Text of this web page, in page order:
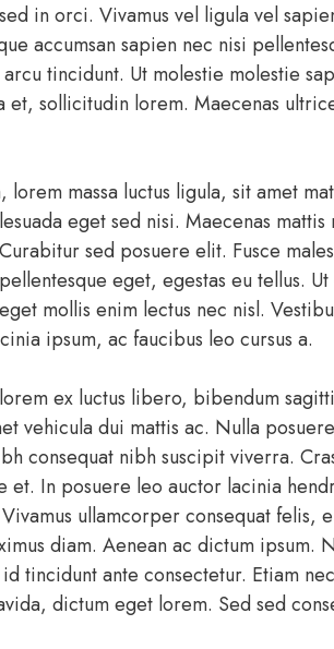
in orci. Vivamus vel ligula vel
accumsan sapien nec nisi
tincidunt. Ut molestie molestie
sollicitudin lorem. Maecenas
massa luctus ligula, sit amet
eget sed nisi. Maecenas mattis
sed posuere elit. Fusce
eget, egestas eu tellus.
mollis enim lectus nec nisl.
ipsum, ac faucibus leo cursus a.
ex luctus libero, bibendum
vehicula dui mattis ac. Nulla
consequat nibh suscipit viverra.
In posuere leo auctor lacinia
ullamcorper consequat felis,
diam. Aenean ac dictum ipsum.
tincidunt ante consectetur. Etiam
dictum eget lorem. Sed sed